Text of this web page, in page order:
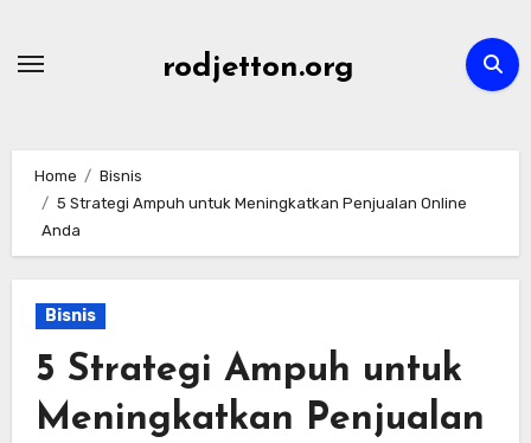
rodjetton.org
Home
Bisnis
5 Strategi Ampuh untuk Meningkatkan Penjualan Online
Anda
Bisnis
5 Strategi Ampuh untuk
Meningkatkan Penjualan